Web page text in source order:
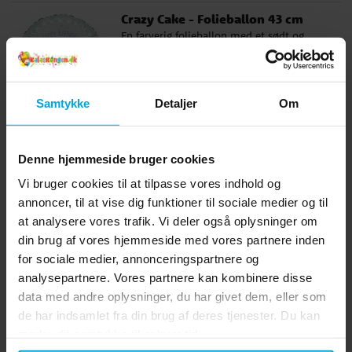
Samtykke Detaljer Om
Denne hjemmeside bruger cookies
Vi bruger cookies til at tilpasse vores indhold og
annoncer, til at vise dig funktioner til sociale medier og til
at analysere vores trafik. Vi deler også oplysninger om
din brug af vores hjemmeside med vores partnere inden
for sociale medier, annonceringspartnere og
analysepartnere. Vores partnere kan kombinere disse
data med andre oplysninger, du har givet dem, eller som
de har indsamlet fra din brug af deres tjenester. Du kan
Crazy Cake - Folieballon 43 cm
En farverig folieballon med et sødt og
sommerligt kagemotiv og teksten Happy
Birthday. Ballonen har en selvforseglende
fyldes med helium eller almindelig luft.
KØB
88 cm
En farverig og stor folieballon, der
forestiller en sød cupcake. Ballonen har en
selvforseglende ventil og er hele 88 x 70
cm stor. Den kan fyldes med helium eller
almindelig luft. Brug et sugerør eller en
ballonpumpe, hvis du vil fylde den med
almindelig luft.
Pris:89 kr.
89 kr.
KØB